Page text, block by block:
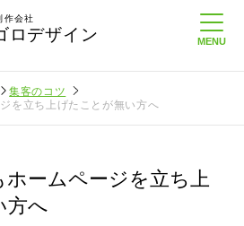
作会社
ロデザイン
集客のコツ
を立ち上げたことが無い方へ
ームページを立ち上
方へ